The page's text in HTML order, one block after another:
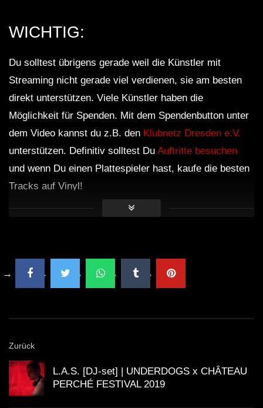
WICHTIG:
Du solltest übrigens gerade weil die Künstler mit
Streaming nicht gerade viel verdienen, sie am besten
direkt unterstützen. Viele Künstler haben die
Möglichkeit für Spenden. Mit dem Spendenbutton unter
dem Video kannst du z.B. den Klubnetz Dresden e.V.
unterstützen. Definitiv solltest Du Auftritte besuchen
und wenn Du einen Plattespieler hast, kaufe die besten
Tracks auf Vinyl!
Zurück
L.A.S. [DJ-set] | UNDERDOGS x CHÂTEAU
PERCHÉ FESTIVAL 2019